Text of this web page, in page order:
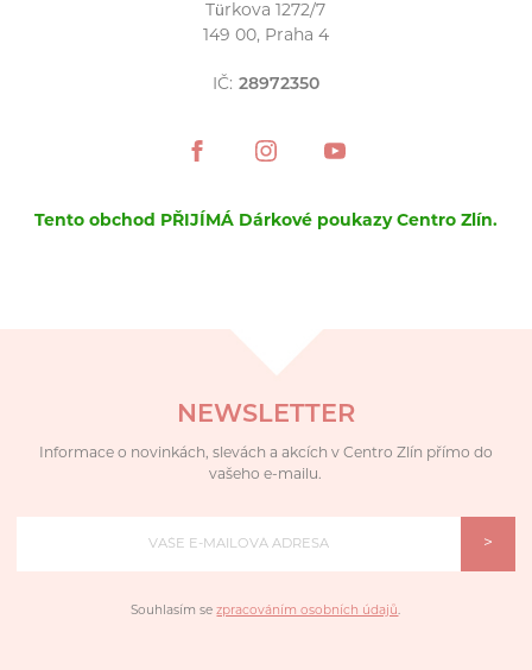
Türkova 1272/7
149 00, Praha 4
IČ: 28972350
Tento obchod PŘIJÍMÁ Dárkové poukazy Centro Zlín.
NEWSLETTER
Informace o novinkách, slevách a akcích v Centro Zlín přímo do
vašeho e-mailu.
>
Souhlasím sezpracováním osobních údajů.